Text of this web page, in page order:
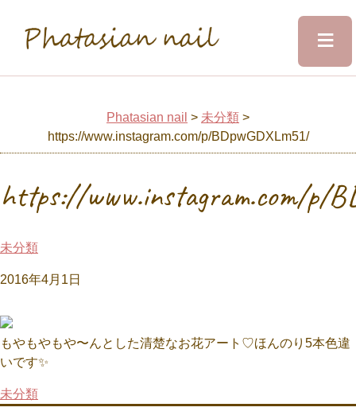
≡
Voice
Campaign
Phatasian nail > 未分類 >
https://www.instagram.com/p/BDpwGDXLm51/
https://www.instagram.com/p/
未分類
2016年4月1日
もやもやもや〜んとした清楚なお花アート♡ほんのり5本色違
いです✨
未分類